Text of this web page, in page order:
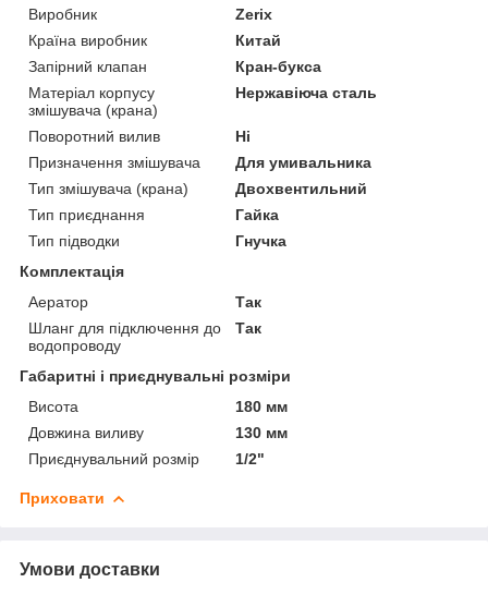
Виробник
Zerix
Країна виробник
Китай
Запірний клапан
Кран-букса
Матеріал корпусу
змішувача (крана)
Нержавіюча сталь
Поворотний вилив
Ні
Призначення змішувача
Для умивальника
Тип змішувача (крана)
Двохвентильний
Тип приєднання
Гайка
Тип підводки
Гнучка
Комплектація
Аератор
Так
Шланг для підключення до
водопроводу
Так
Габаритні і приєднувальні розміри
Висота
180 мм
Довжина виливу
130 мм
Приєднувальний розмір
1/2"
Приховати
Умови доставки